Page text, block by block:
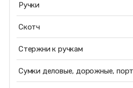
Ручки
Скотч
Стержни к ручкам
Сумки деловые, дорожные,